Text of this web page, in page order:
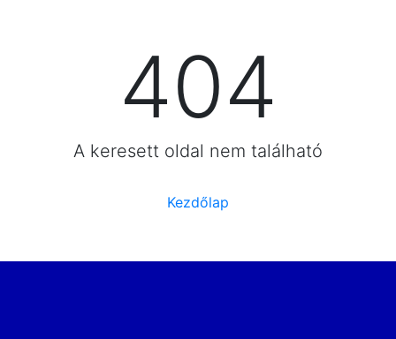
404
A keresett oldal nem található
Kezdőlap